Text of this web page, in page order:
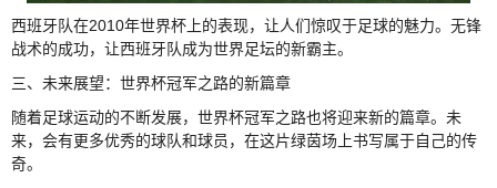
西班牙队在2010年世界杯上的表现，让人们惊叹于足球的魅力。无锋
战术的成功，让西班牙队成为世界足坛的新霸主。
三、未来展望：世界杯冠军之路的新篇章
随着足球运动的不断发展，世界杯冠军之路也将迎来新的篇章。未
来，会有更多优秀的球队和球员，在这片绿茵场上书写属于自己的传
奇。